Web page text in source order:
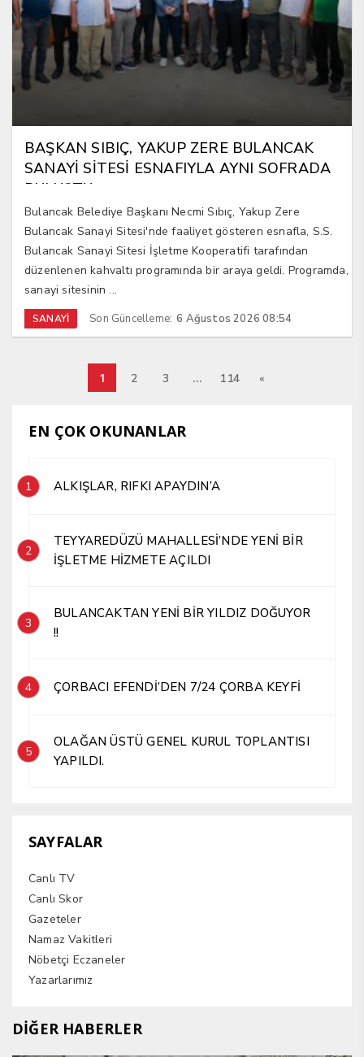
BAŞKAN SIBIÇ, YAKUP ZERE BULANCAK
SANAYİ SİTESİ ESNAFIYLA AYNI SOFRADA
BULUŞTU
Bulancak Belediye Başkanı Necmi Sıbıç, Yakup Zere
Bulancak Sanayi Sitesi'nde faaliyet gösteren esnafla, S.S.
Bulancak Sanayi Sitesi İşletme Kooperatifi tarafından
düzenlenen kahvaltı programında bir araya geldi. Programda,
sanayi sitesinin ...
SANAYİ Son Güncelleme: 6 Ağustos 2026 08:54
1 2 3 … 114 «
EN ÇOK OKUNANLAR
1 ALKIŞLAR, RIFKI APAYDIN’A
2
TEYYAREDÜZÜ MAHALLESİ’NDE YENİ BİR
İŞLETME HİZMETE AÇILDI
3
BULANCAKTAN YENİ BİR YILDIZ DOĞUYOR
!!
4 ÇORBACI EFENDİ’DEN 7/24 ÇORBA KEYFİ
5
OLAĞAN ÜSTÜ GENEL KURUL TOPLANTISI
YAPILDI.
SAYFALAR
Canlı TV
Canlı Skor
Gazeteler
Namaz Vakitleri
Nöbetçi Eczaneler
Yazarlarımız
DİĞER HABERLER